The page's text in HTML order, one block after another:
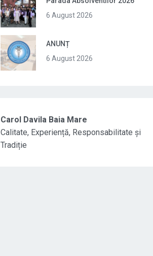
6 August 2026
ANUNȚ
6 August 2026
Carol Davila Baia Mare
Calitate, Experiență, Responsabilitate și
Tradiție